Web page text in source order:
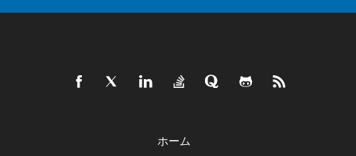
ホーム